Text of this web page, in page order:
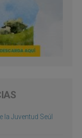
la Juventud Seúl